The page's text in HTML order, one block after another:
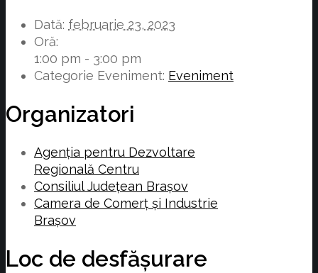
Dată: februarie 23, 2023
Oră:
1:00 pm - 3:00 pm
Categorie Eveniment: Eveniment
Organizatori
Agenția pentru Dezvoltare
Regională Centru
Consiliul Județean Brașov
Camera de Comerț și Industrie
Brașov
Loc de desfășurare